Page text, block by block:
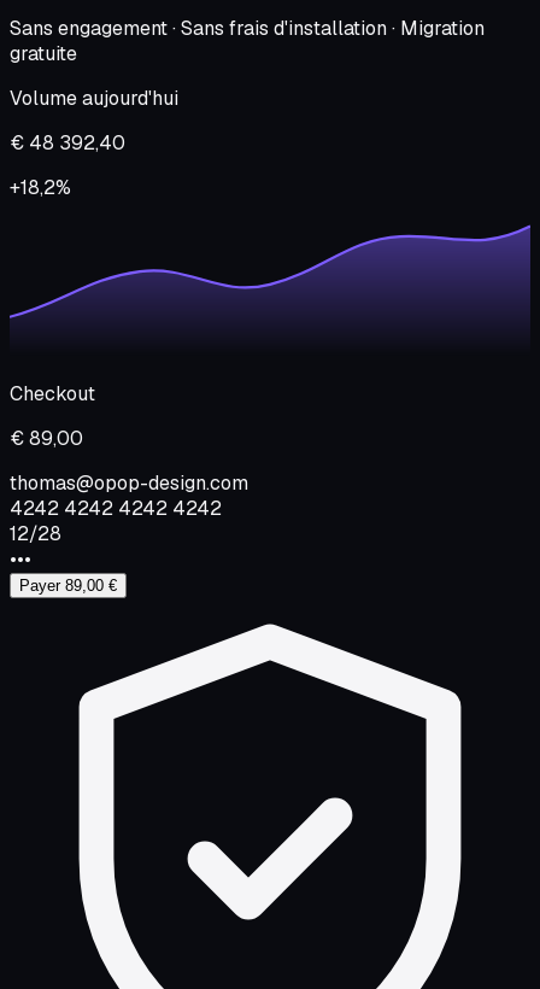
Sans engagement · Sans frais d'installation · Migration
gratuite
Volume aujourd'hui
€ 48 392,40
+18,2%
Checkout
€ 89,00
thomas@opop-design.com
4242 4242 4242 4242
12/28
•••
Payer 89,00 €